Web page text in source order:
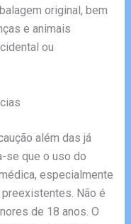
original, bem
e animais
ou
além das já
se que o uso do
especialmente
Não é
de 18 anos. O